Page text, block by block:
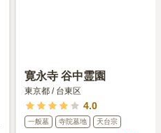
寛永寺 谷中霊園
東京都 / 台東区
4.0
一般墓 寺院墓地 天台宗